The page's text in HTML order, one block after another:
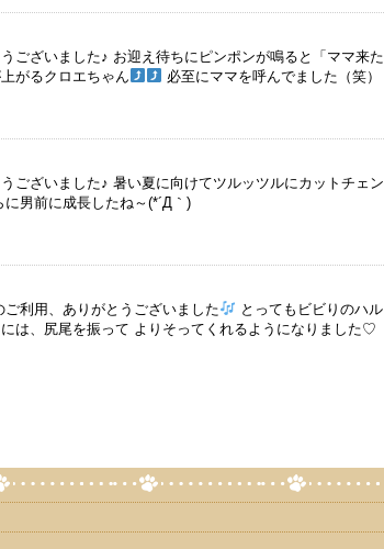
ございました♪ お迎え待ちにピンポンが鳴ると「ママ来た
がるクロエちゃん
必至にママを呼んでました（笑）
ございました♪ 暑い夏に向けてツルッツルにカットチェン
男前に成長したね～(*´Д｀)
利用、ありがとうございました
とってもビビりのハル
は、尻尾を振って よりそってくれるようになりました♡